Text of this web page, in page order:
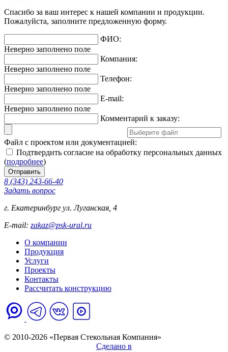
Спасибо за ваш интерес к нашей компании и продукции.
Пожалуйста, заполните предложенную форму.
ФИО:
Неверно заполнено поле
Компания:
Неверно заполнено поле
Телефон:
Неверно заполнено поле
E-mail:
Неверно заполнено поле
Комментарий к заказу:
Файл с проектом или документацией:
Подтвердить согласие на обработку персональных данных
(подробнее)
8 (343) 243-66-40
Задать вопрос
г. Екатеринбург ул. Луганская, 4
E-mail: zakaz@psk-ural.ru
О компании
Продукция
Услуги
Проекты
Контакты
Рассчитать конструкцию
© 2010-2026 «Первая Стекольная Компания»
Сделано в